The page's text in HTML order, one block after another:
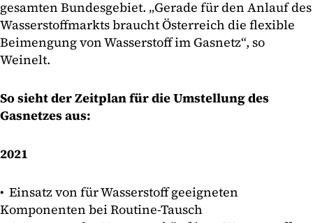
gesamten Bundesgebiet. „Gerade für den Anlauf des
Wasserstoffmarkts braucht Österreich die flexible
Beimengung von Wasserstoff im Gasnetz“, so
Weinelt.
So sieht der Zeitplan für die Umstellung des
Gasnetzes aus:
2021
• Einsatz von für Wasserstoff geeigneten
Komponenten bei Routine-Tausch